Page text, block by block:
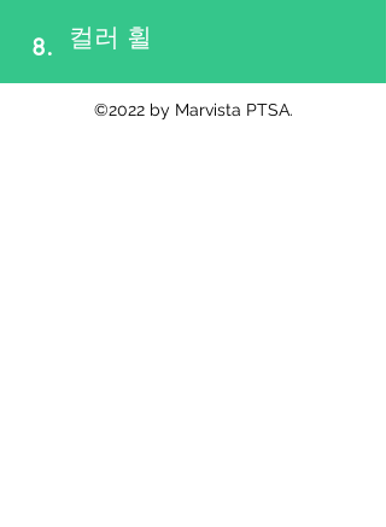
8. 컬러 휠
©2022 by Marvista PTSA.